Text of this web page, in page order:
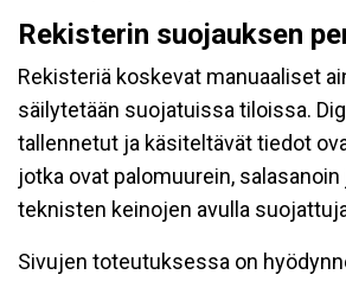
Rekisterin suojauksen
Rekisteriä koskevat manuaaliset
säilytetään suojatuissa tiloissa.
tallennetut ja käsiteltävät tiedot
jotka ovat palomuurein,
teknisten keinojen avulla
Sivujen toteutuksessa on